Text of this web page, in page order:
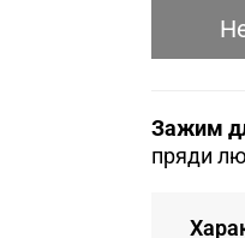
Зажим
пряди